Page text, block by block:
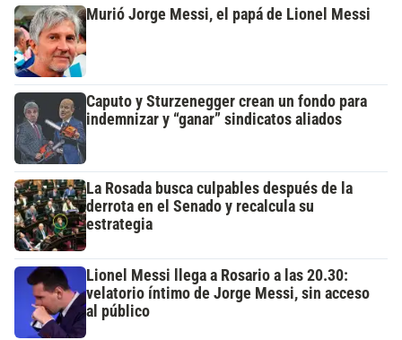
Murió Jorge Messi, el papá de Lionel Messi
Caputo y Sturzenegger crean un fondo para
indemnizar y “ganar” sindicatos aliados
La Rosada busca culpables después de la
derrota en el Senado y recalcula su
estrategia
Lionel Messi llega a Rosario a las 20.30:
velatorio íntimo de Jorge Messi, sin acceso
al público